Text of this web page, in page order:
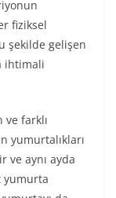
fiziksel
şekilde gelişen
ihtimali
farklı
yumurtalıkları
ve aynı ayda
yumurta